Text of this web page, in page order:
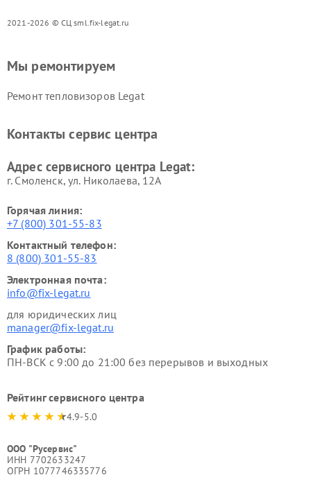
2021-2026 © СЦ sml.fix-legat.ru
Мы ремонтируем
Ремонт тепловизоров Legat
Контакты сервис центра
Адрес сервисного центра Legat:
г. Смоленск, ул. Николаева, 12А
Горячая линия:
+7 (800) 301-55-83
Контактный телефон:
8 (800) 301-55-83
Электронная почта:
info@fix-legat.ru
для юридических лиц
manager@fix-legat.ru
График работы:
ПН-ВСК с 9:00 до 21:00 без перерывов и выходных
Рейтинг сервисного центра
4.9-5.0
ООО "Русервис"
ИНН 7702633247
ОГРН 1077746335776